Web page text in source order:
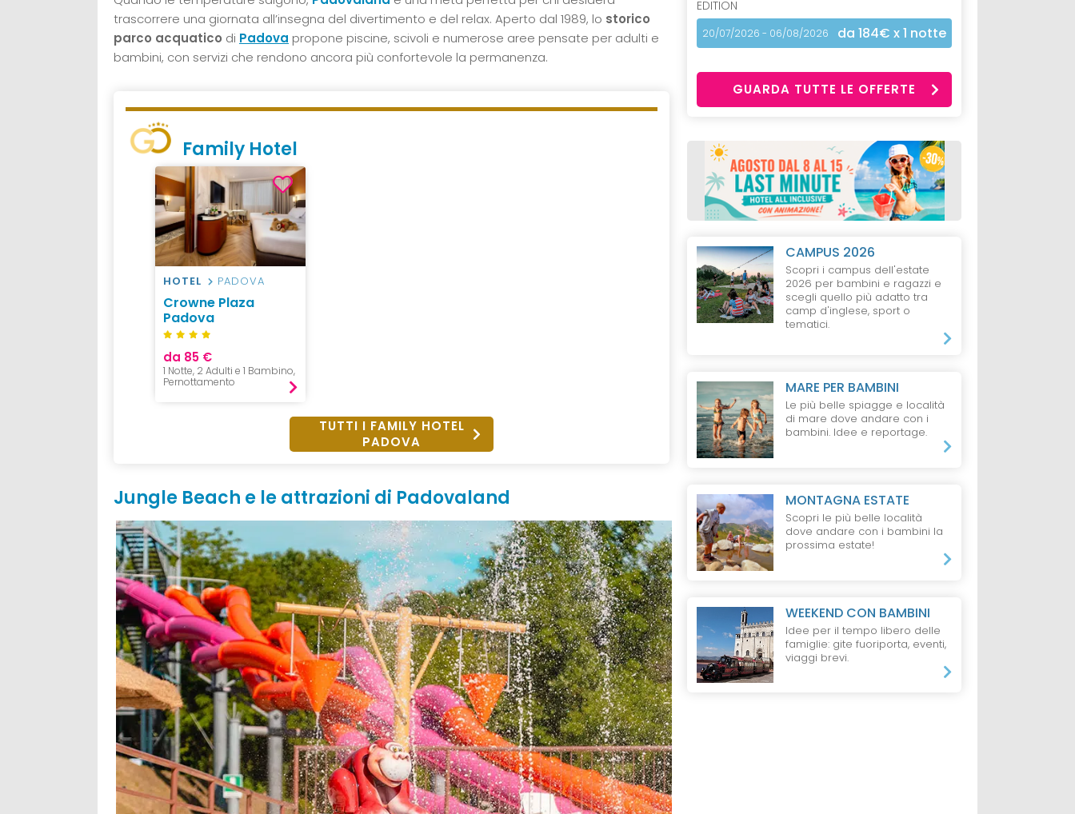
trascorrere una giornata all’insegna del divertimento e del relax. Aperto dal 1989, lo storico
parco acquatico di Padova propone piscine, scivoli e numerose aree pensate per adulti e
bambini, con servizi che rendono ancora più confortevole la permanenza.
Family Hotel
HOTEL PADOVA
Crowne Plaza
Padova
da 85 €
1 Notte, 2 Adulti e 1 Bambino,
Pernottamento
TUTTI I FAMILY HOTEL
PADOVA
Jungle Beach e le attrazioni di Padovaland
EDITION
20/07/2026 - 06/08/2026 da 184€ x 1 notte
GUARDA TUTTE LE OFFERTE
CAMPUS 2026
Scopri i campus dell'estate
2026 per bambini e ragazzi e
scegli quello più adatto tra
camp d'inglese, sport o
tematici.
MARE PER BAMBINI
Le più belle spiagge e località
di mare dove andare con i
bambini. Idee e reportage.
MONTAGNA ESTATE
Scopri le più belle località
dove andare con i bambini la
prossima estate!
WEEKEND CON BAMBINI
Idee per il tempo libero delle
famiglie: gite fuoriporta, eventi,
viaggi brevi.